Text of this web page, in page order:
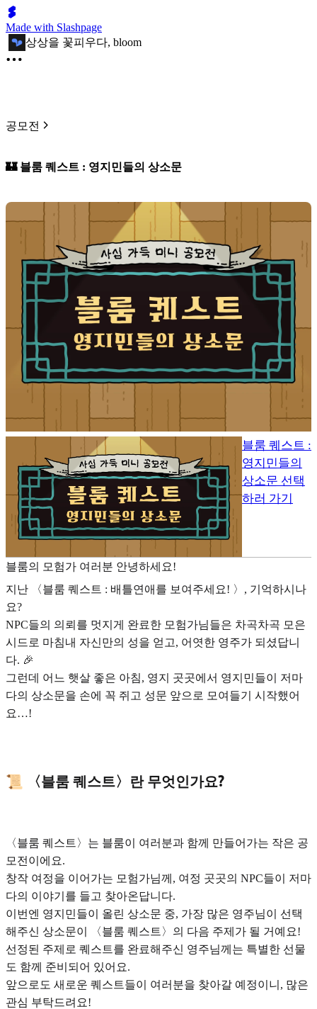
Made with Slashpage
상상을 꽃피우다, bloom
공모전
🏰 블룸 퀘스트 : 영지민들의 상소문
블룸 퀘스트 :
영지민들의
상소문 선택
하러 가기
블룸의 모험가 여러분 안녕하세요!
지난 〈블룸 퀘스트 : 배틀연애를 보여주세요! 〉, 기억하시나
요?
NPC들의 의뢰를 멋지게 완료한 모험가님들은 차곡차곡 모은
시드로 마침내 자신만의 성을 얻고, 어엿한 영주가 되셨답니
다. 🎉
그런데 어느 햇살 좋은 아침, 영지 곳곳에서 영지민들이 저마
다의 상소문을 손에 꼭 쥐고 성문 앞으로 모여들기 시작했어
요…!
📜 〈블룸 퀘스트〉란 무엇인가요?
〈블룸 퀘스트〉는 블룸이 여러분과 함께 만들어가는 작은 공
모전이에요.
창작 여정을 이어가는 모험가님께, 여정 곳곳의 NPC들이 저마
다의 이야기를 들고 찾아온답니다.
이번엔 영지민들이 올린 상소문 중, 가장 많은 영주님이 선택
해주신 상소문이 〈블룸 퀘스트〉의 다음 주제가 될 거예요!
선정된 주제로 퀘스트를 완료해주신 영주님께는 특별한 선물
도 함께 준비되어 있어요.
앞으로도 새로운 퀘스트들이 여러분을 찾아갈 예정이니, 많은
관심 부탁드려요!